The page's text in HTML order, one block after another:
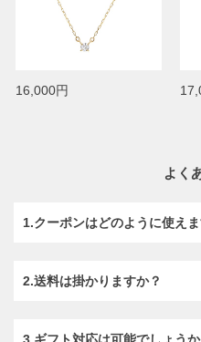
16,000円
よく
1.クーポンはどのように使えま
2.送料は掛かりますか？
3.ギフト対応は可能でしょうか